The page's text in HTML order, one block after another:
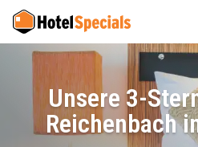
Unsere 3-
Reichenbach